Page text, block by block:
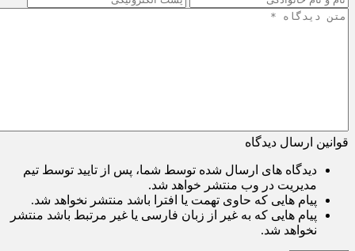
قوانین ارسال دیدگاه
دیدگاه های ارسال شده توسط شما، پس از تایید توسط تیم
مدیریت در وب منتشر خواهد شد.
پیام هایی که حاوی تهمت یا افترا باشد منتشر نخواهد شد.
پیام هایی که به غیر از زبان فارسی یا غیر مرتبط باشد منتشر
نخواهد شد.